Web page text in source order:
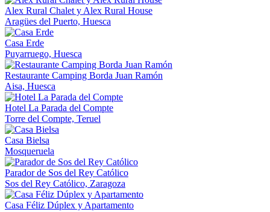
Alex Rural Chalet y Alex Rural House
Aragües del Puerto, Huesca
Casa Erde
Puyarruego, Huesca
Restaurante Camping Borda Juan Ramón
Aisa, Huesca
Hotel La Parada del Compte
Torre del Compte, Teruel
Casa Bielsa
Mosqueruela
Parador de Sos del Rey Católico
Sos del Rey Católico, Zaragoza
Casa Féliz Dúplex y Apartamento